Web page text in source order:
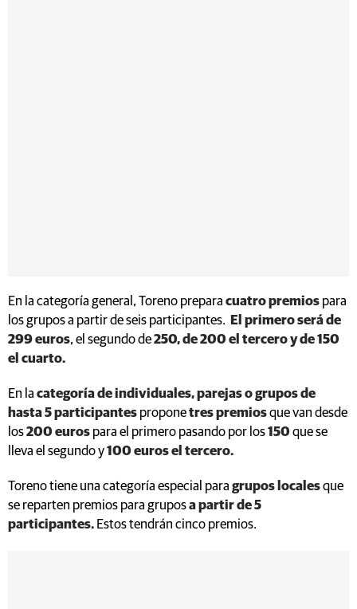
En la categoría general, Toreno prepara cuatro premios para
los grupos a partir de seis participantes.
El primero será de
299 euros, el segundo de250, de 200 el tercero y de 150
el cuarto.
En la categoría de individuales, parejas o grupos de
hasta 5 participantes proponetres premiosque van desde
los200 euros para el primero pasando por los150 que se
lleva el segundo y100 euros el tercero.
Toreno tiene una categoría especial para grupos localesque
se reparten premios para gruposa partir de 5
participantes. Estos tendrán cinco premios.